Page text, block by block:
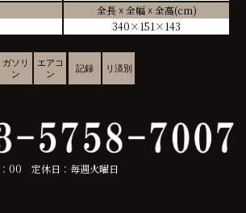
全長 ☓ 全幅 ☓ 全高(cm)
340×151×143
ガソリ
ン
エアコ
ン
記録 リ済別
00 定休日：毎週火曜日